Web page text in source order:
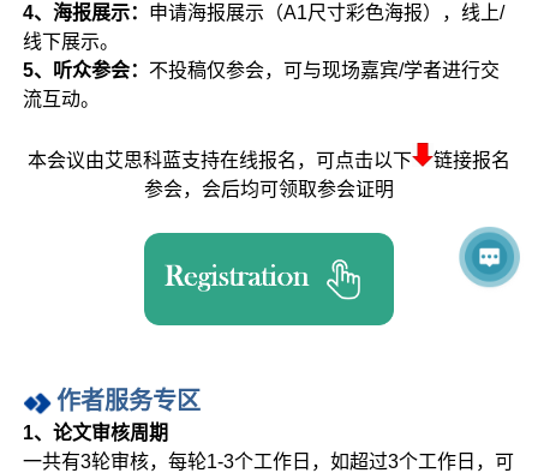
4、海报展示： 申请海报展示（A1尺寸彩色海报），线上/
线下展示。
5、听众参会： 不投稿仅参会，可与现场嘉宾/学者进行交
流互动。
本会议由艾思科蓝支持在线报名，可点击以下
链接报名
参会，会后均可领取参会证明
作者服务专区
1、论文审核周期
一共有3轮审核，每轮1-3个工作日，如超过3个工作日，可